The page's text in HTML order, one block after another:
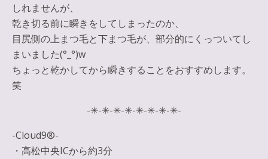
しれませんが、
乾き切る前に瞬きをしてしまったのか、
目尻側の上まつ毛と下まつ毛が、部分的にくっついてし
まいました(°_°)w
ちょっと乾かしてから瞬きすることをおすすめします。
笑
-✳︎-✳︎-✳︎-✳︎-✳︎-✳︎-✳︎-✳︎-
-Cloud9®︎-
・高松中央ICから約3分